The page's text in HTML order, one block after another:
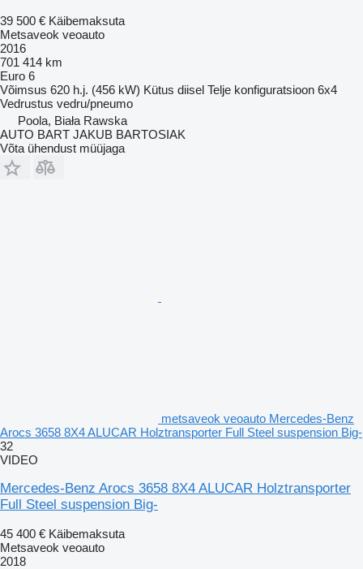
39 500 € Käibemaksuta
Metsaveok veoauto
2016
701 414 km
Euro 6
Võimsus 620 h.j. (456 kW) Kütus diisel Telje konfiguratsioon 6x4
Vedrustus vedru/pneumo
Poola, Biała Rawska
AUTO BART JAKUB BARTOSIAK
Võta ühendust müüjaga
metsaveok veoauto Mercedes-Benz
Arocs 3658 8X4 ALUCAR Holztransporter Full Steel suspension Big-
32
VIDEO
Mercedes-Benz Arocs 3658 8X4 ALUCAR Holztransporter
Full Steel suspension Big-
45 400 € Käibemaksuta
Metsaveok veoauto
2018